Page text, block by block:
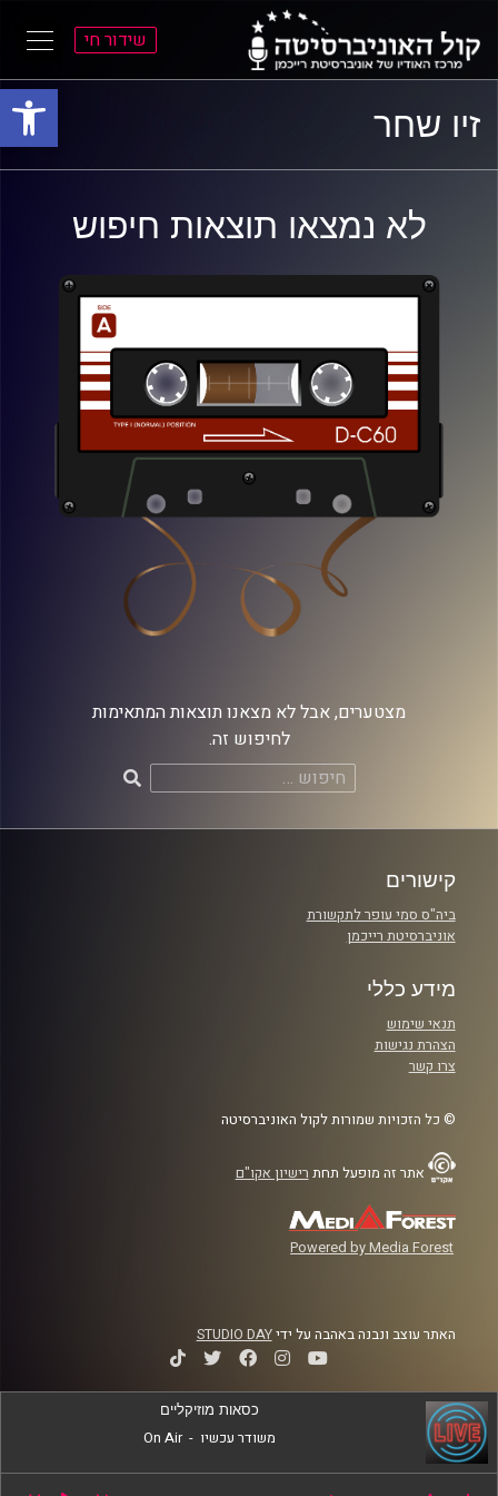
פתח
התפריט
הראשי
התוכן
הראשי
שידור חי
זיו שחר
לא נמצאו תוצאות חיפוש
מצטערים, אבל לא מצאנו תוצאות המתאימות
לחיפוש זה.
חיפוש:
קישורים
ביה"ס סמי עופר לתקשורת
אוניברסיטת רייכמן
מידע כללי
תנאי שימוש
הצהרת נגישות
צרו קשר
© כל הזכויות שמורות לקול האוניברסיטה
אתר זה מופעל תחת רישיון אקו"ם
Powered by Media Forest
האתר עוצב ונבנה באהבה על ידיSTUDIO DAY
כסאות מוזיקליים
משודר עכשיו -
On Air